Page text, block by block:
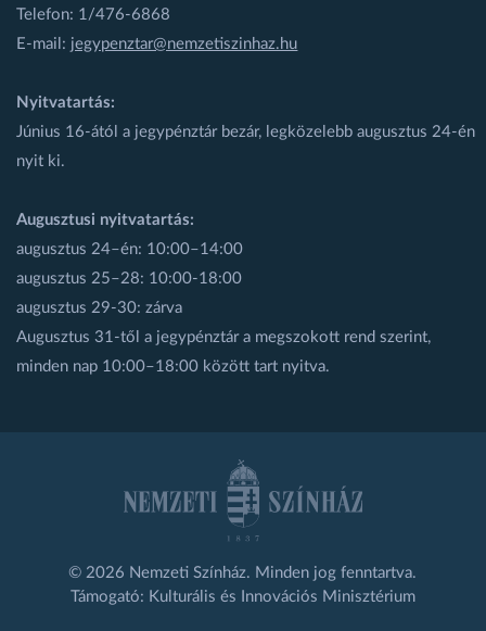
Telefon: 1/476-6868
E-mail: jegypenztar@nemzetiszinhaz.hu
Nyitvatartás:
Június 16-ától a jegypénztár bezár, legközelebb augusztus 24-én
nyit ki.
Augusztusi nyitvatartás:
augusztus 24–én: 10:00–14:00
augusztus 25–28: 10:00-18:00
augusztus 29-30: zárva
Augusztus 31-től a jegypénztár a megszokott rend szerint,
minden nap 10:00–18:00 között tart nyitva.
© 2026 Nemzeti Színház. Minden jog fenntartva.
Támogató: Kulturális és Innovációs Minisztérium